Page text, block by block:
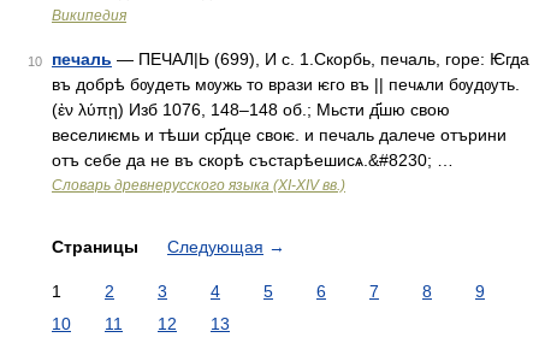
Википедия
10 печаль — ПЕЧАЛ|Ь (699), И с. 1.Скорбь, печаль, горе: Ѥгда
въ добрѣ бѹдеть мѹжь то врази ѥго въ || печѧли бѹдѹть.
(ἐν λύπῃ) Изб 1076, 148–148 об.; Мьсти д҃шю свою
веселиѥмь и тѣши ср҃дце своѥ. и печаль далече отърини
отъ себе да не въ скорѣ състарѣешисѧ.&#8230; …
Словарь древнерусского языка (XI-XIV вв.)
Страницы Следующая →
1 2 3 4 5 6 7 8
9
10
11 12 13